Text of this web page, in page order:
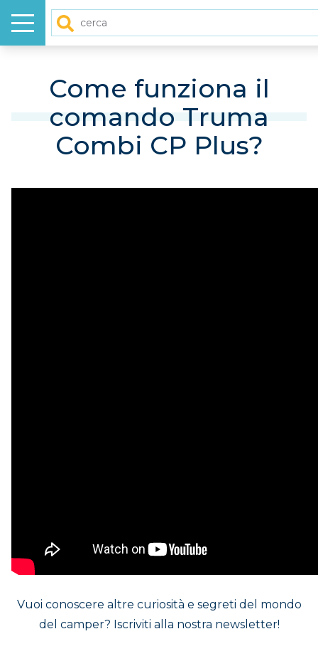
Menu
NUOVO
Come funziona il
comando Truma
Combi CP Plus?
Vuoi conoscere altre curiosità e segreti del mondo
del camper? Iscriviti alla nostra newsletter!